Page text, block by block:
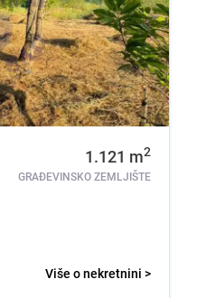
1.121 m2
GRAĐEVINSKO ZEMLJIŠTE
Više o nekretnini >